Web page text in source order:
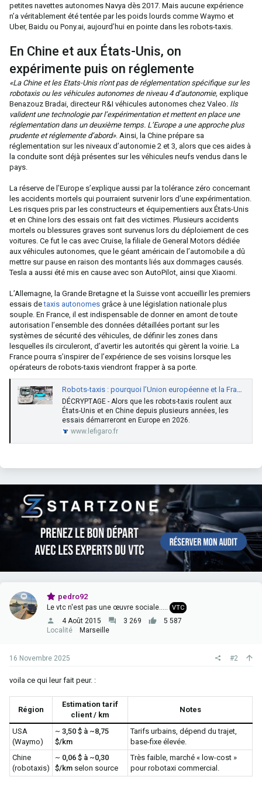
petites navettes autonomes Navya dès 2017. Mais aucune expérience
n’a véritablement été tentée par les poids lourds comme Waymo et
Uber, Baidu ou Pony.ai, aujourd’hui en pointe dans les robots-taxis.
En Chine et aux États-Unis, on
expérimente puis on réglemente
«La Chine et les Etats-Unis n’ont pas de réglementation spécifique sur les
robotaxis ou les véhicules autonomes de niveau 4 d’autonomie, explique
Benazouz Bradai, directeur R&I véhicules autonomes chez Valeo. Ils
valident une technologie par l’expérimentation et mettent en place une
réglementation dans un deuxième temps. L’Europe a une approche plus
prudente et réglemente d’abord». Ainsi, la Chine prépare sa
réglementation sur les niveaux d’autonomie 2 et 3, alors que ces aides à
la conduite sont déjà présentes sur les véhicules neufs vendus dans le
pays.
La réserve de l’Europe s’explique aussi par la tolérance zéro concernant
les accidents mortels qui pourraient survenir lors d’une expérimentation.
Les risques pris par les constructeurs et équipementiers aux États-Unis
et en Chine lors des essais ont fait des victimes. Plusieurs accidents
mortels ou blessures graves sont survenus lors du déploiement de ces
voitures. Ce fut le cas avec Cruise, la filiale de General Motors dédiée
aux véhicules autonomes, que le géant américain de l’automobile a dû
mettre sur pause en raison des montants liés aux dommages causés.
Tesla a aussi été mis en cause avec son AutoPilot, ainsi que Xiaomi.
L’Allemagne, la Grande Bretagne et la Suisse vont accueillir les premiers
essais detaxis autonomes grâce à une législation nationale plus
souple. En France, il est indispensable de donner en amont de toute
autorisation l’ensemble des données détaillées portant sur les
systèmes de sécurité des véhicules, de définir les zones dans
lesquelles ils circuleront, d’avertir les autorités qui gèrent la voirie. La
France pourra s’inspirer de l’expérience de ses voisins lorsque les
opérateurs de robots-taxis viendront frapper à sa porte.
Robots-taxis : pourquoi l’Union européenne et la France freinent des quatre fers
DÉCRYPTAGE - Alors que les robots-taxis roulent aux
États-Unis et en Chine depuis plusieurs années, les
essais démarreront en Europe en 2026.
www.lefigaro.fr
pedro92
Le vtc n'est pas une œuvre sociale..... VTC
4 Août 2015 3 269
5 587
Localité
Marseille
16 Novembre 2025 #2
voila ce qui leur fait peur. :
Région
Estimation tarif
client / km
Notes
USA
(Waymo)
~ 3,50 $ à ~8,75
$/km
Tarifs urbains, dépend du trajet,
base-fixe élevée.
Chine
(robotaxis)
~ 0,06 $ à ~0,30
$/km selon source
Très faible, marché « low-cost »
pour robotaxi commercial.